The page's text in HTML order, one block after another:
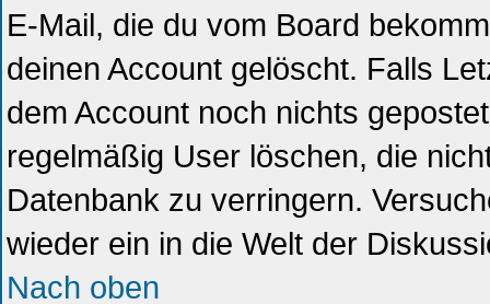
E-Mail, die du vom Board
deinen Account gelöscht. Falls
dem Account noch nichts
regelmäßig User löschen, die
Datenbank zu verringern.
wieder ein in die Welt der
Nach oben